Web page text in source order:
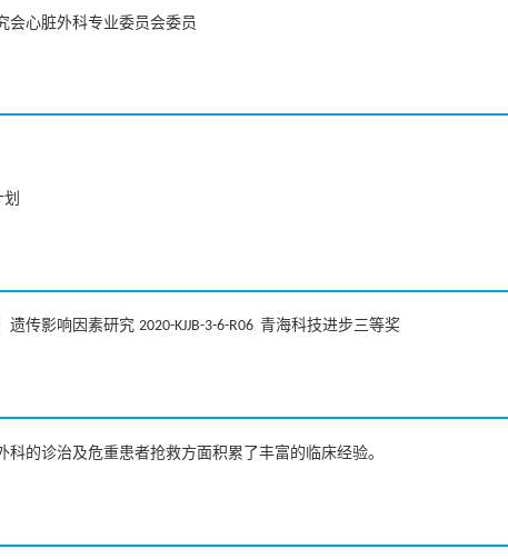
会心脏外科专业委员会委员
遗传影响因素研究 2020-KJJB-3-6-R06 青海科技进步三等奖
科的诊治及危重患者抢救方面积累了丰富的临床经验。